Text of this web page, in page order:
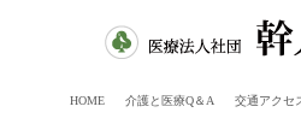
HOME 介護と医療Q＆A 交通アクセ